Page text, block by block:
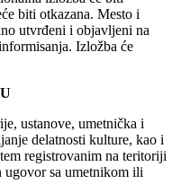
biti otkazana. Mesto i
utvrđeni i objavljeni na
Izložba će
ustanove, umetnička i
delatnosti kulture, kao i
registrovanim na teritoriji
sa umetnikom ili